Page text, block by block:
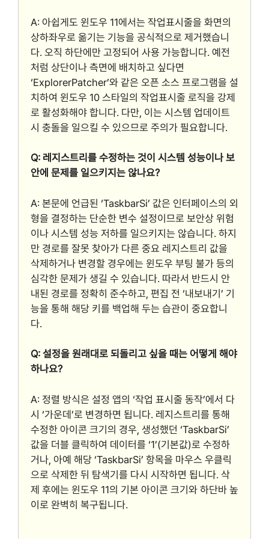
A: 아쉽게도 윈도우 11에서는 작업표시줄을 화면의
상하좌우로 옮기는 기능을 공식적으로 제거했습니
다. 오직 하단에만 고정되어 사용 가능합니다. 예전
처럼 상단이나 측면에 배치하고 싶다면
‘ExplorerPatcher’와 같은 오픈 소스 프로그램을 설
치하여 윈도우 10 스타일의 작업표시줄 로직을 강제
로 활성화해야 합니다. 다만, 이는 시스템 업데이트
시 충돌을 일으킬 수 있으므로 주의가 필요합니다.
Q: 레지스트리를 수정하는 것이 시스템 성능이나 보
안에 문제를 일으키지는 않나요?
A: 본문에 언급된 ‘TaskbarSi’ 값은 인터페이스의 외
형을 결정하는 단순한 변수 설정이므로 보안상 위험
이나 시스템 성능 저하를 일으키지는 않습니다. 하지
만 경로를 잘못 찾아가 다른 중요 레지스트리 값을
삭제하거나 변경할 경우에는 윈도우 부팅 불가 등의
심각한 문제가 생길 수 있습니다. 따라서 반드시 안
내된 경로를 정확히 준수하고, 편집 전 ‘내보내기’ 기
능을 통해 해당 키를 백업해 두는 습관이 중요합니
다.
Q: 설정을 원래대로 되돌리고 싶을 때는 어떻게 해야
하나요?
A: 정렬 방식은 설정 앱의 ‘작업 표시줄 동작’에서 다
시 ‘가운데’로 변경하면 됩니다. 레지스트리를 통해
수정한 아이콘 크기의 경우, 생성했던 ‘TaskbarSi’
값을 더블 클릭하여 데이터를 ‘1’(기본값)로 수정하
거나, 아예 해당 ‘TaskbarSi’ 항목을 마우스 우클릭
으로 삭제한 뒤 탐색기를 다시 시작하면 됩니다. 삭
제 후에는 윈도우 11의 기본 아이콘 크기와 하단바 높
이로 완벽히 복구됩니다.